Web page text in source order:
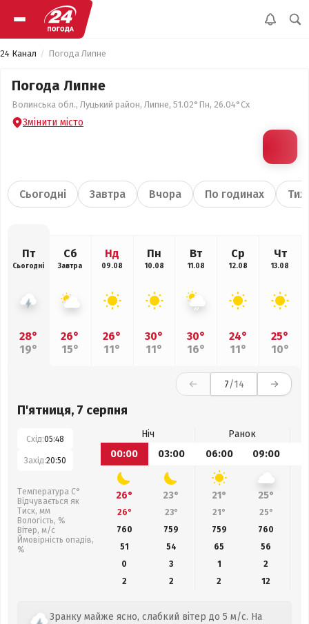
24 Канал Погода Липне
Погода Липне
Волинська обл., Луцький район, Липне, 51.02°Пн, 26.04°Сх
Змінити місто
Сьогодні Завтра Вчора По годинах
Пт
Сьогодні
28°
19°
Сб
Завтра
26°
15°
Нд
09.08
26°
11°
Пн
10.08
30°
11°
Вт
11.08
30°
16°
Ср
12.08
24°
11°
Чт
13.08
25°
10°
7/14
П'ятниця, 7 серпня
Схід:05:48
Захід:20:50
Температура С°
Відчувається як
Тиск, мм
Вологість, %
Вітер, м/с
Ймовірність опадів,
%
Ніч
Ранок
00:00
03:00 06:00 09:00
26° 23° 21° 25°
26° 23° 21° 25°
760
759 759 760
51
54 65 56
0
3 1
2
2
2 2 12
Зранку майже ясно, слабкий вітер до 5 м/с. На